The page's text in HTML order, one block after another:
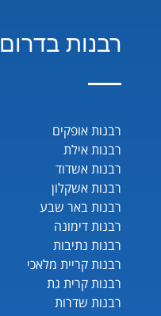
רבנות בדרום
רבנות אופקים
רבנות אילת
רבנות אשדוד
רבנות אשקלון
רבנות באר שבע
רבנות דימונה
רבנות נתיבות
רבנות קריית מלאכי
רבנות קרית גת
רבנות שדרות